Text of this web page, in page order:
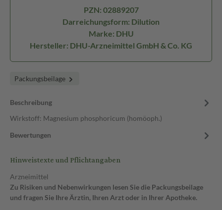
PZN: 02889207
Darreichungsform: Dilution
Marke: DHU
Hersteller: DHU-Arzneimittel GmbH & Co. KG
Packungsbeilage
Beschreibung
Wirkstoff: Magnesium phosphoricum (homöoph.)
Bewertungen
Hinweistexte und Pflichtangaben
Arzneimittel
Zu Risiken und Nebenwirkungen lesen Sie die Packungsbeilage
und fragen Sie Ihre Ärztin, Ihren Arzt oder in Ihrer Apotheke.